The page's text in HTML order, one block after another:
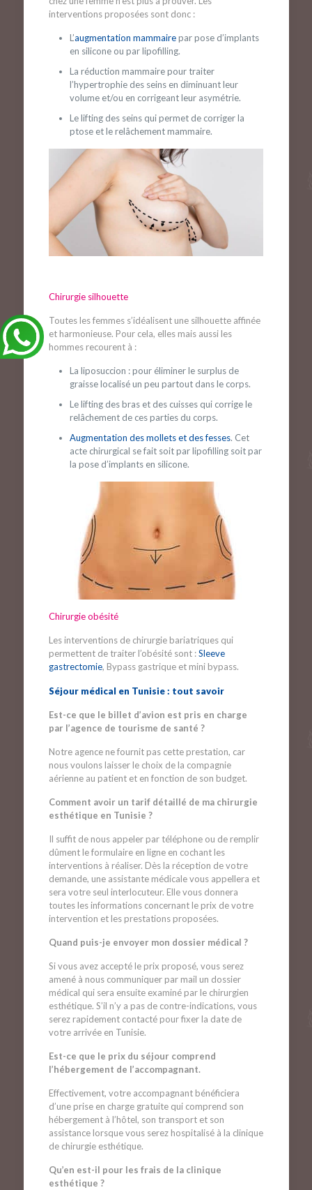
interventions proposées sont donc :
L’augmentation mammairepar pose d’implants
en silicone ou par lipofilling.
La réduction mammaire pour traiter
l’hypertrophie des seins en diminuant leur
volume et/ou en corrigeant leur asymétrie.
Le lifting des seins qui permet de corriger la
ptose et le relâchement mammaire.
Chirurgie silhouette
Toutes les femmes s’idéalisent une silhouette affinée
et harmonieuse. Pour cela, elles mais aussi les
hommes recourent à :
La liposuccion : pour éliminer le surplus de
graisse localisé un peu partout dans le corps.
Le lifting des bras et des cuisses qui corrige le
relâchement de ces parties du corps.
Augmentation des mollets et des fesses. Cet
acte chirurgical se fait soit par lipofilling soit par
la pose d’implants en silicone.
Chirurgie obésité
Les interventions de chirurgie bariatriques qui
permettent de traiter l’obésité sont :Sleeve
gastrectomie, Bypass gastrique et mini bypass.
Séjour médical en Tunisie : tout savoir
Est-ce que le billet d’avion est pris en charge
par l’agence de tourisme de santé ?
Notre agence ne fournit pas cette prestation, car
nous voulons laisser le choix de la compagnie
aérienne au patient et en fonction de son budget.
Comment avoir un tarif détaillé de ma chirurgie
esthétique en Tunisie ?
Il suffit de nous appeler par téléphone ou de remplir
dûment le formulaire en ligne en cochant les
interventions à réaliser. Dès la réception de votre
demande, une assistante médicale vous appellera et
sera votre seul interlocuteur. Elle vous donnera
toutes les informations concernant le prix de votre
intervention et les prestations proposées.
Quand puis-je envoyer mon dossier médical ?
Si vous avez accepté le prix proposé, vous serez
amené à nous communiquer par mail un dossier
médical qui sera ensuite examiné par le chirurgien
esthétique. S’il n’y a pas de contre-indications, vous
serez rapidement contacté pour fixer la date de
votre arrivée en Tunisie.
Est-ce que le prix du séjour comprend
l’hébergement de l’accompagnant.
Effectivement, votre accompagnant bénéficiera
d’une prise en charge gratuite qui comprend son
hébergement à l’hôtel, son transport et son
assistance lorsque vous serez hospitalisé à la clinique
de chirurgie esthétique.
Qu’en est-il pour les frais de la clinique
esthétique ?